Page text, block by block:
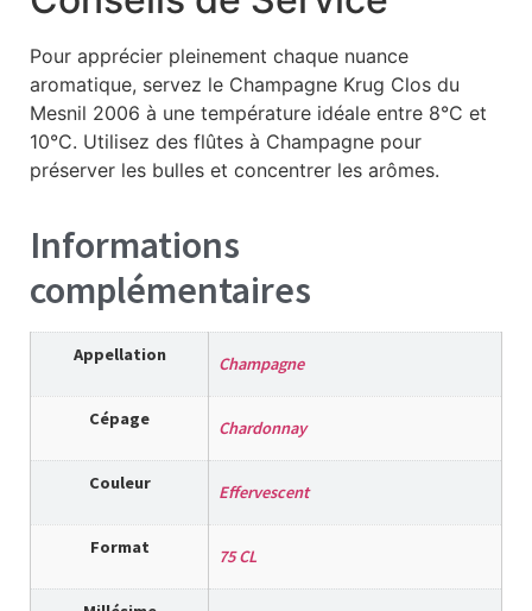
Pour apprécier pleinement chaque nuance
aromatique, servez le Champagne Krug Clos du
Mesnil 2006 à une température idéale entre 8°C et
10°C. Utilisez des flûtes à Champagne pour
préserver les bulles et concentrer les arômes.
Informations
complémentaires
Appellation Champagne
Cépage Chardonnay
Couleur Effervescent
Format 75 CL